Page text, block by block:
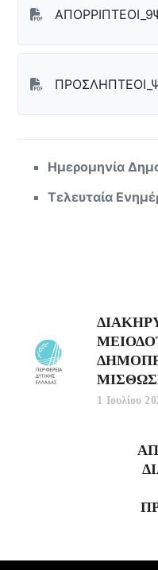
Ημερομηνία
Τελευταία
1 Ιουλίου